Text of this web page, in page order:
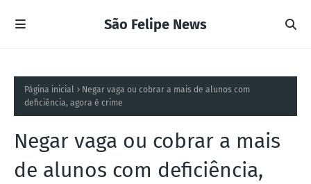
São Felipe News
Página inicial
Negar vaga ou cobrar a mais de alunos com
deficiência, agora é crime
Negar vaga ou cobrar a mais
de alunos com deficiência,